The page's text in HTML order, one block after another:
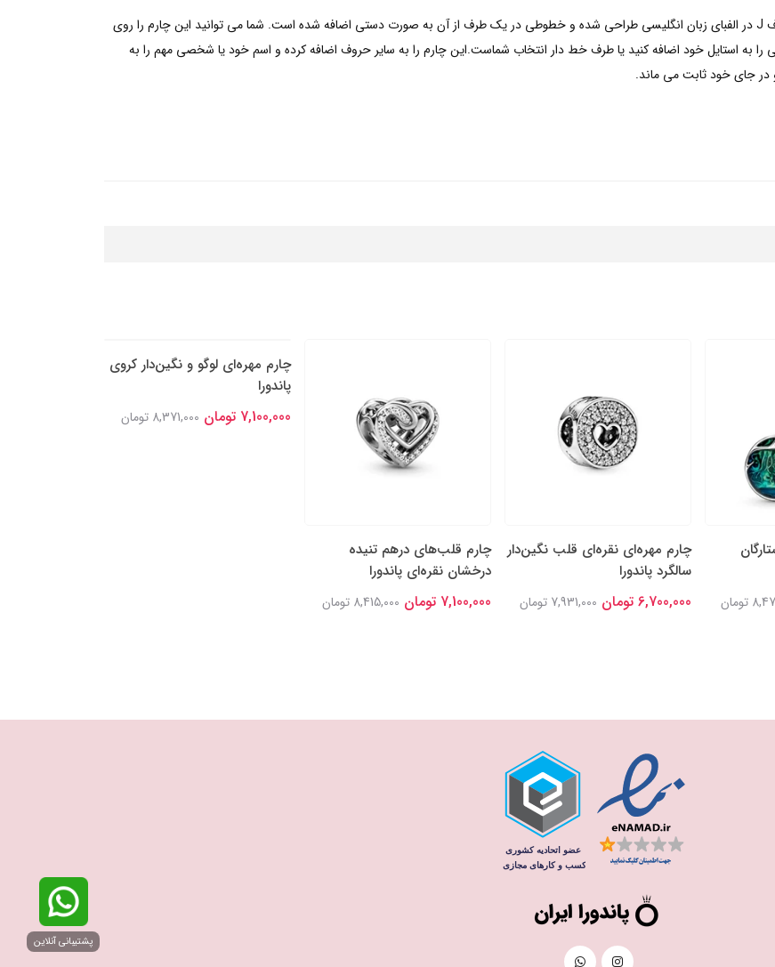
این چارم نقره ای و کلیپی از مجموعه رفلکشن پاندورا به شکل حرف J در الفبای زبان انگلیسی طراحی شده و خطوطی در یک طرف از آن به صورت دستی اضافه شده است. شما می توانید این چارم را روی
به استایل خود اضافه کنید یا طرف خط دار انتخاب شماست.این چارم را به سایر حروف اضافه کرده و اسم خود یا شخصی مهم را به
و در جای خود ثابت می ماند.
تومان
چارم مهره‌ای نقره‌ای قلب نگین‌دار
سالگرد پاندورا
6,700,000 تومان 7,931,000 تومان
چارم قلب‌های درهم تنیده
درخشان نقره‌ای پاندورا
7,100,000 تومان 8,415,000 تومان
پشتیبانی آنلاین